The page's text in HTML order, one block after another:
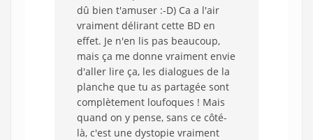
dû bien t'amuser :-D) Ca a l'air
vraiment délirant cette BD en
effet. Je n'en lis pas beaucoup,
mais ça me donne vraiment envie
d'aller lire ça, les dialogues de la
planche que tu as partagée sont
complètement loufoques ! Mais
quand on y pense, sans ce côté-
là, c'est une dystopie vraiment